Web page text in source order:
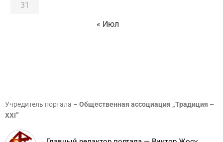
31
« Июл
Учредитель портала – Общественная ассоциация „Традиция –
XXI”